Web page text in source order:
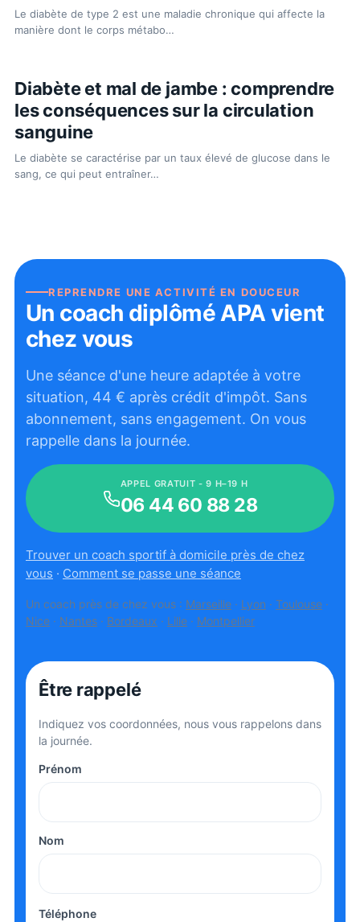
Le diabète de type 2 est une maladie chronique qui affecte la
manière dont le corps métabo…
PATHOLOGIES & SANTÉ
Diabète et mal de jambe : comprendre
les conséquences sur la circulation
sanguine
Le diabète se caractérise par un taux élevé de glucose dans le
sang, ce qui peut entraîner…
REPRENDRE UNE ACTIVITÉ EN DOUCEUR
Un coach diplômé APA vient
chez vous
Une séance d'une heure adaptée à votre
situation, 44 € après crédit d'impôt. Sans
abonnement, sans engagement. On vous
rappelle dans la journée.
APPEL GRATUIT - 9 H–19 H
06 44 60 88 28
Trouver un coach sportif à domicile près de chez
vous · Comment se passe une séance
Un coach près de chez vous : Marseille · Lyon · Toulouse ·
Nice · Nantes · Bordeaux · Lille · Montpellier
Être rappelé
Indiquez vos coordonnées, nous vous rappelons dans
la journée.
Prénom
Nom
Téléphone